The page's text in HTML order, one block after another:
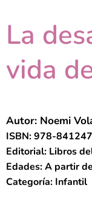
La
vida
Autor: Noemi
ISBN: 978-
Editorial: Libros
Edades: A partir
Categoría: Infantil